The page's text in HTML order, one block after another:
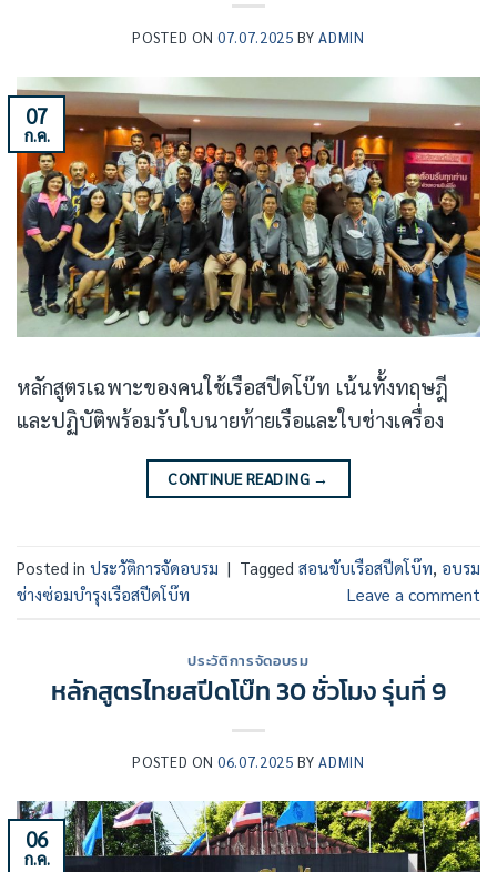
POSTED ON07.07.2025 BYADMIN
07
ก.ค.
หลักสูตรเฉพาะของคนใช้เรือสปีดโบ๊ท เน้นทั้งทฤษฎี
และปฏิบัติพร้อมรับใบนายท้ายเรือและใบช่างเครื่อง
CONTINUE READING →
Posted in ประวัติการจัดอบรม | Tagged สอนขับเรือสปีดโบ๊ท, อบรม
ช่างซ่อมบำรุงเรือสปีดโบ๊ท
Leave a comment
ประวัติการจัดอบรม
หลักสูตรไทยสปีดโบ๊ท 30 ชั่วโมง รุ่นที่ 9
POSTED ON06.07.2025 BYADMIN
06
ก.ค.